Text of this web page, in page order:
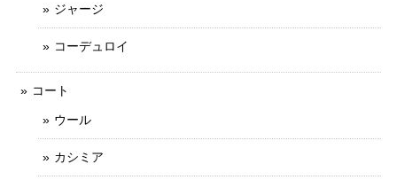
ジャージ
コーデュロイ
コート
ウール
カシミア